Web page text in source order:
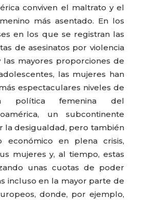
conviven el maltrato y el
más asentado. En los
en los que se registran las
de asesinatos por violencia
mayores proporciones de
las mujeres han
espectaculares niveles de
política femenina del
un subcontinente
la desigualdad, pero también
económico en plena crisis,
mujeres y, al tiempo, estas
unas cuotas de poder
incluso en la mayor parte de
donde, por ejemplo,